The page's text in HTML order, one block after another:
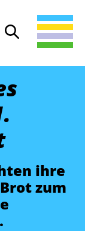
Suche öffnen
ihre
zum